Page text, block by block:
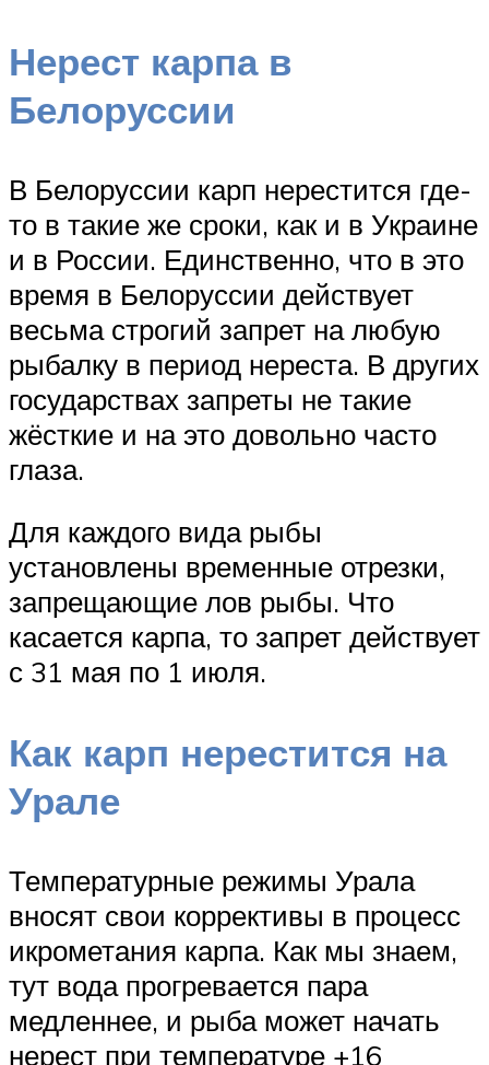
Нерест карпа в
Белоруссии
В Белоруссии карп нерестится где-
то в такие же сроки, как и в Украине
и в России. Единственно, что в это
время в Белоруссии действует
весьма строгий запрет на любую
рыбалку в период нереста. В других
государствах запреты не такие
жёсткие и на это довольно часто
глаза.
Для каждого вида рыбы
установлены временные отрезки,
запрещающие лов рыбы. Что
касается карпа, то запрет действует
с 31 мая по 1 июля.
Как карп нерестится на
Урале
Температурные режимы Урала
вносят свои коррективы в процесс
икрометания карпа. Как мы знаем,
тут вода прогревается пара
медленнее, и рыба может начать
нерест при температуре +16